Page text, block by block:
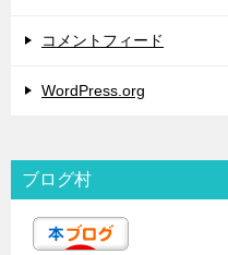
コメントフィード
WordPress.org
ブログ村